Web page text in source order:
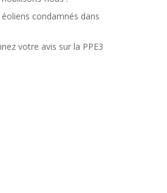
condamnés dans
votre avis sur la PPE3